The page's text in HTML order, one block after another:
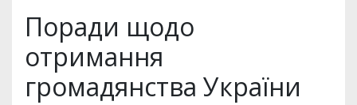
Поради щодо
отримання
громадянства України